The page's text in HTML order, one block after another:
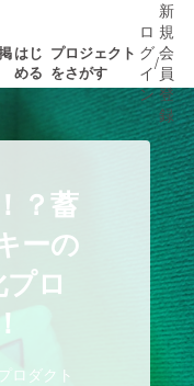
はじ
める
プロジェクト
をさがす
終了が近いプ
クト
もうすぐ公開
されます
ゲーム・
ロ
グ
イ
ン
/
新
規
会
員
登
録
？蓄
ーの
ロ
ロダクト